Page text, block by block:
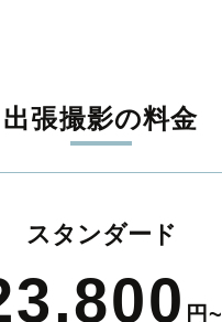
出張撮影の料金
スタンダード
円~